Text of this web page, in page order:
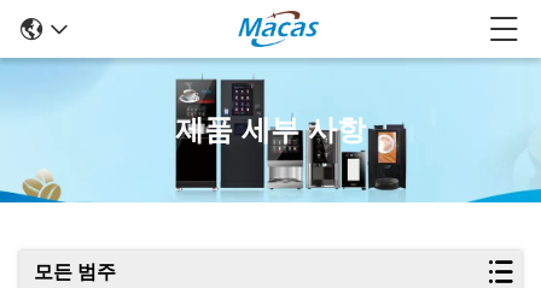
제품 세부 사항
모든 범주